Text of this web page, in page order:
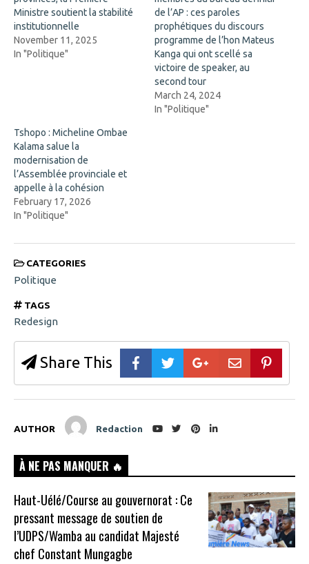
p
e
n
s
i
n
w
)
e
w
w
n
Ministre soutient la stabilité
institutionnelle
November 11, 2025
In "Politique"
de l’AP : ces paroles
prophétiques du discours
programme de l’hon Mateus
Kanga qui ont scellé sa
victoire de speaker, au
second tour
March 24, 2024
In "Politique"
Tshopo : Micheline Ombae
Kalama salue la
modernisation de
l’Assemblée provinciale et
appelle à la cohésion
February 17, 2026
In "Politique"
CATEGORIES
Politique
TAGS
Redesign
Share This
AUTHOR Redaction
À NE PAS MANQUER 🔥
Haut-Uélé/Course au gouvernorat : Ce
pressant message de soutien de
l’UDPS/Wamba au candidat Majesté
chef Constant Mungagbe